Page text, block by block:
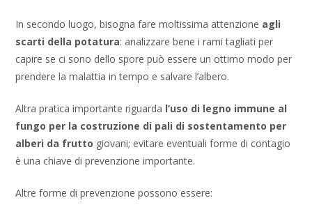
In secondo luogo, bisogna fare moltissima attenzione agli
scarti della potatura: analizzare bene i rami tagliati per
capire se ci sono dello spore può essere un ottimo modo per
prendere la malattia in tempo e salvare l’albero.
Altra pratica importante riguarda l’uso di legno immune al
fungo per la costruzione di pali di sostentamento per
alberi da frutto giovani; evitare eventuali forme di contagio
è una chiave di prevenzione importante.
Altre forme di prevenzione possono essere: